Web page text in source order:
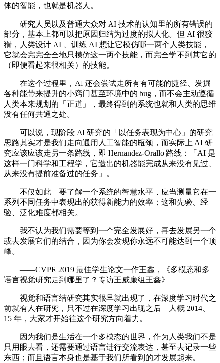
体的智能，也就是机器人。
研究人员以及普通大众对 AI 技术的认知里的所有错误的
部分，基本上都可以把原因归结为过度的拟人化。但 AI 很狡
猾，人类设计 AI 、训练 AI 想让它模仿哪一两个人类技能，
它就会完完全全地只模仿这一两个技能，而完全学不到其它的
（即便看起来很相关）的技能。
在这个过程里，AI 还会尝试走所有有可能的捷径、发掘
各种能带来提升的小窍门甚至环境中的 bug，而不会主动遵循
人类本来规划的「正道」，最终得到的系统也就和人类的思维
没有任何共通之处。
可以说，现阶段 AI 研究的「以任务表现为中心」的研究
思路其实才是我们走向通用人工智能的瓶颈，而实际上 AI 研
究应该应该走另一条路线，即 Hernandez-Orallo 路线：「AI 是
这样一门科学和工程学，它造出的机器能完成从来没有见过、
从来没有提前准备过的任务」。
不仅如此，要了解一个系统的智慧水平，应当测量它在一
系列不同任务中表现出的获得新能力的效率；这和先验、经
验、泛化难度都相关。
我不认为我们需要等到一个完全发展好，再去发展另一个
或去发展它们的结合，因为你会发现你永远不可能达到一个顶
峰。
——CVPR 2019 最佳学生论文一作王鑫，《多模态和多
语言视觉研究走到哪里了？专访王威廉组王鑫》
视觉和语言结研究其实很早就出现了，在深度学习时代之
前就有人在研究，只不过在深度学习出现之后，大概 2014、
15 年，大家才开始往这个研究方向着力。
因为我们是生活在一个多模态的世界，作为人类我们不是
只用眼去看，还需要通过语言进行交流表达，甚至去记录一些
东西；而且语言本身也是基于我们所看到的才发展起来。